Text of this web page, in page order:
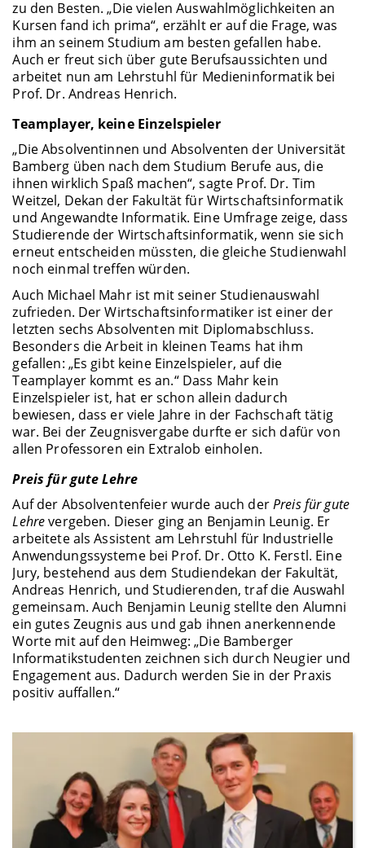
zu den Besten. „Die vielen Auswahlmöglichkeiten an
Kursen fand ich prima“, erzählt er auf die Frage, was
ihm an seinem Studium am besten gefallen habe.
Auch er freut sich über gute Berufsaussichten und
arbeitet nun am Lehrstuhl für Medieninformatik bei
Prof. Dr. Andreas Henrich.
Teamplayer, keine Einzelspieler
„Die Absolventinnen und Absolventen der Universität
Bamberg üben nach dem Studium Berufe aus, die
ihnen wirklich Spaß machen“, sagte Prof. Dr. Tim
Weitzel, Dekan der Fakultät für Wirtschaftsinformatik
und Angewandte Informatik. Eine Umfrage zeige, dass
Studierende der Wirtschaftsinformatik, wenn sie sich
erneut entscheiden müssten, die gleiche Studienwahl
noch einmal treffen würden.
Auch Michael Mahr ist mit seiner Studienauswahl
zufrieden. Der Wirtschaftsinformatiker ist einer der
letzten sechs Absolventen mit Diplomabschluss.
Besonders die Arbeit in kleinen Teams hat ihm
gefallen: „Es gibt keine Einzelspieler, auf die
Teamplayer kommt es an.“ Dass Mahr kein
Einzelspieler ist, hat er schon allein dadurch
bewiesen, dass er viele Jahre in der Fachschaft tätig
war. Bei der Zeugnisvergabe durfte er sich dafür von
allen Professoren ein Extralob einholen.
Preis für gute Lehre
Auf der Absolventenfeier wurde auch derPreis für gute
Lehrevergeben. Dieser ging an Benjamin Leunig. Er
arbeitete als Assistent am Lehrstuhl für Industrielle
Anwendungssysteme bei Prof. Dr. Otto K. Ferstl. Eine
Jury, bestehend aus dem Studiendekan der Fakultät,
Andreas Henrich, und Studierenden, traf die Auswahl
gemeinsam. Auch Benjamin Leunig stellte den Alumni
ein gutes Zeugnis aus und gab ihnen anerkennende
Worte mit auf den Heimweg: „Die Bamberger
Informatikstudenten zeichnen sich durch Neugier und
Engagement aus. Dadurch werden Sie in der Praxis
positiv auffallen.“